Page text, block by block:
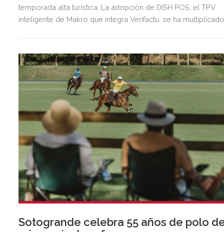
temporada alta turística. La adopción de DISH POS, el TPV
inteligente de Makro que integra Verifactu, se ha
Sotogrande celebra 55 años de polo